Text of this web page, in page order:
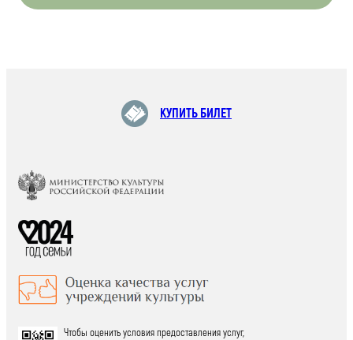
КУПИТЬ БИЛЕТ
Чтобы оценить условия предоставления услуг,